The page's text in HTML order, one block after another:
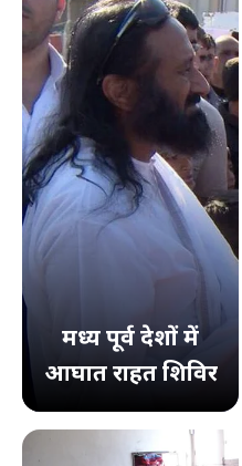
मध्य पूर्व देशों में
आघात राहत शिविर